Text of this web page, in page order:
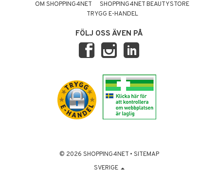
OM SHOPPING4NET
SHOPPING4NET BEAUTYSTORE
TRYGG E-HANDEL
FÖLJ OSS ÄVEN PÅ
© 2026 SHOPPING4NET • SITEMAP
SVERIGE